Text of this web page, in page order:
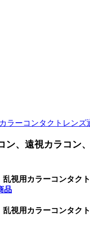
ラーコンタクトレンズ
、遠視カラコン
視用カラーコンタク
品
視用カラーコンタク